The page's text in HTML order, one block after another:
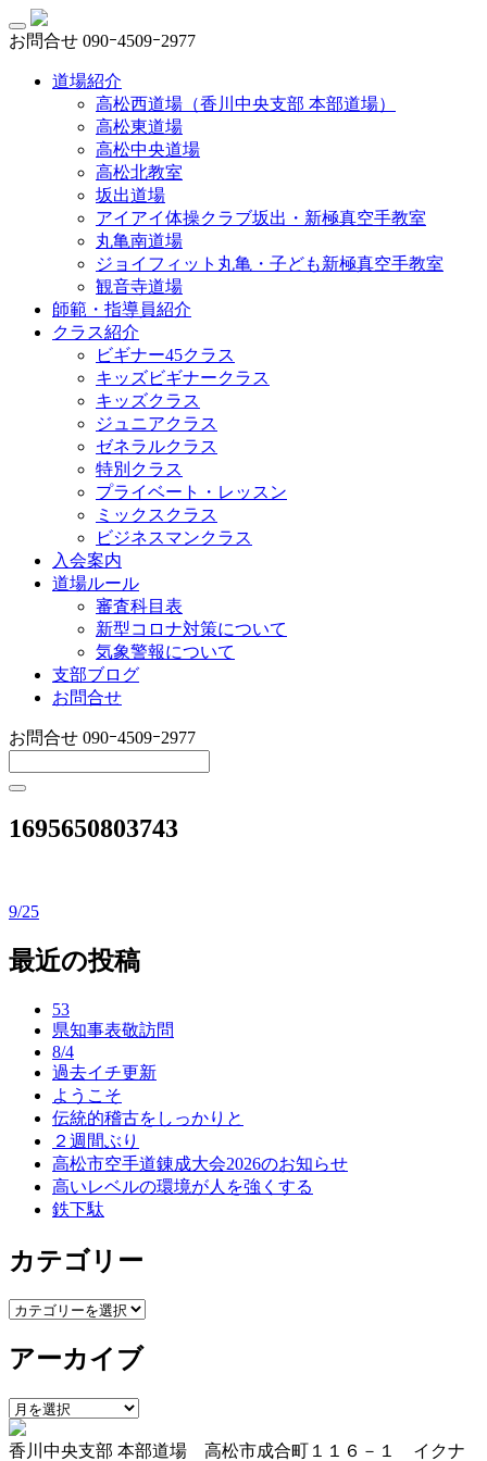
お問合せ 090ｰ4509ｰ2977
道場紹介
高松西道場（香川中央支部 本部道場）
高松東道場
高松中央道場
高松北教室
坂出道場
アイアイ体操クラブ坂出・新極真空手教室
丸亀南道場
ジョイフィット丸亀・子ども新極真空手教室
観音寺道場
師範・指導員紹介
クラス紹介
ビギナー45クラス
キッズビギナークラス
キッズクラス
ジュニアクラス
ゼネラルクラス
特別クラス
プライベート・レッスン
ミックスクラス
ビジネスマンクラス
入会案内
道場ルール
審査科目表
新型コロナ対策について
気象警報について
支部ブログ
お問合せ
お問合せ 090ｰ4509ｰ2977
1695650803743
投
稿
9/25
最近の投稿
53
県知事表敬訪問
8/4
過去イチ更新
ようこそ
伝統的稽古をしっかりと
２週間ぶり
高松市空手道錬成大会2026のお知らせ
高いレベルの環境が人を強くする
鉄下駄
カテゴリー
カ
ゴ
ー
アーカイブ
ア
ー
カ
香川中央支部 本部道場 高松市成合町１１６－１ イクナ